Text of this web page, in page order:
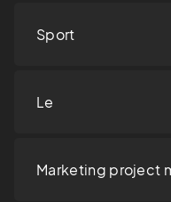
Sport
Le
Marketing project